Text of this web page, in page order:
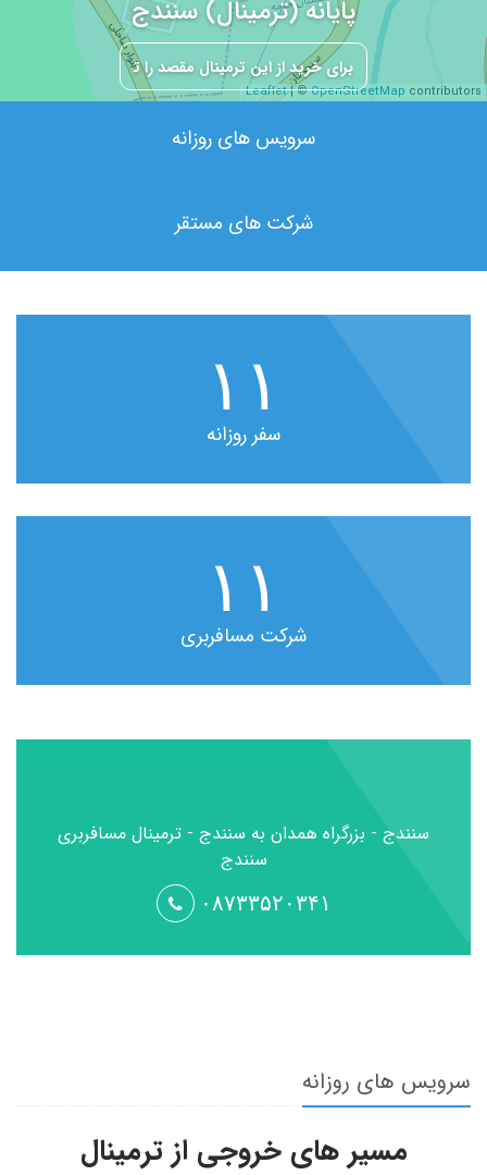
Leaflet| ©OpenStreetMap contributors
پایانه (ترمینال) سنندج
سرویس های روزانه
شرکت های مستقر
۱۱
سفر روزانه
۱۱
شرکت مسافربری
سنندج - بزرگراه همدان به سنندج - ترمینال مسافربری
سنندج
۰۸۷۳۳۵۲۰۳۴۱
سرویس های روزانه
مسیر های خروجی از ترمینال